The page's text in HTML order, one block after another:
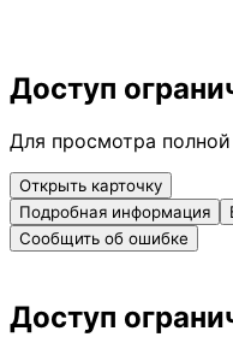
Доступ
Для просмотра
Открыть карточку
Подробная информация
Сообщить об ошибке
Доступ